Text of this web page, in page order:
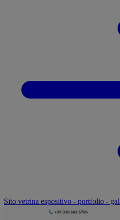
Sito vetrina espositivo - portfolio -